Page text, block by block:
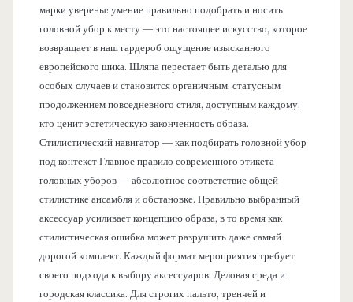
марки уверены: умение правильно подобрать и носить
головной убор к месту — это настоящее искусство, которое
возвращает в наш гардероб ощущение изысканного
европейского шика. Шляпа перестает быть деталью для
особых случаев и становится органичным, статусным
продолжением повседневного стиля, доступным каждому,
кто ценит эстетическую законченность образа.
Стилистический навигатор — как подбирать головной убор
под контекст Главное правило современного этикета
головных уборов — абсолютное соответствие общей
стилистике ансамбля и обстановке. Правильно выбранный
аксессуар усиливает концепцию образа, в то время как
стилистическая ошибка может разрушить даже самый
дорогой комплект. Каждый формат мероприятия требует
своего подхода к выбору аксессуаров: Деловая среда и
городская классика. Для строгих пальто, тренчей и